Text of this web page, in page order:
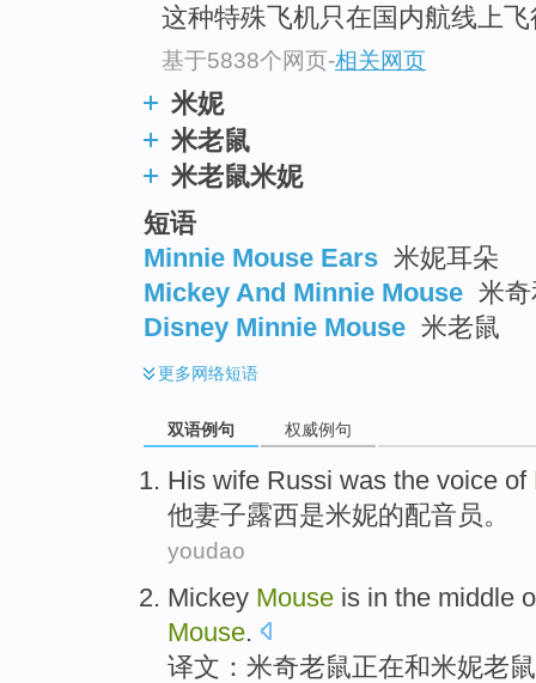
这种特殊飞机只在国内航线上
基于5838个网页-相关网页
米妮
米老鼠
米老鼠米妮
短语
Minnie Mouse Ears 米妮耳朵
Mickey And Minnie Mouse 米
Disney Minnie Mouse 米老鼠
更多网络短语
双语例句 权威例句
His wife Russi was the voice of
他妻子露西是米妮的配音 员。
youdao
Mickey Mouse is in the middle
Mouse.
译文： 米奇老鼠正在和米妮老鼠